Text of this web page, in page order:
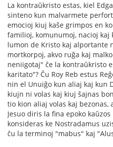
La kontraŭkristo estas, kiel
sinteno kun malvarmete
emocioj kiuj kaŝe grimpos en
familioj, komunumoj, nacioj kaj
lumon de Kristo kaj alportante
mortkorpoj, akvo ruĝa kaj
neniigotaj" ĉe la kontraŭkristo
karitato"? Ĉu Roy Reb estus
nin el Unuiĝo kun aliaj kaj kun
kiujn ni volas kaj kiuj ŝajnas
tio kion aliaj volas kaj bezonas,
Jesuo diris la fina epoko
konsideras ke Nostradamus
ĉu la terminoj "mabus" kaj